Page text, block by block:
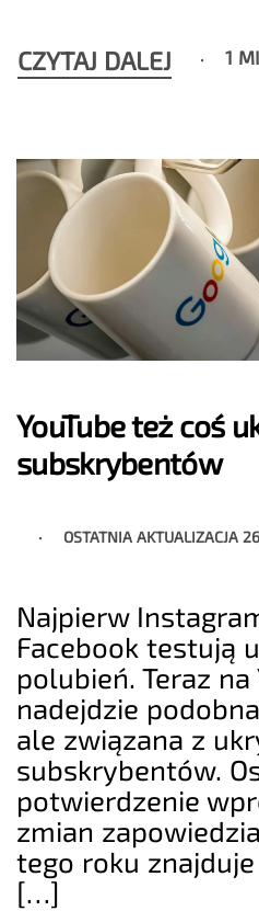
CZYTAJ DALEJ 1
YouTube też coś
subskrybentów
OSTATNIA AKTUALIZACJA
Najpierw
Facebook testują
polubień. Teraz na
nadejdzie
ale związana z
subskrybentów.
potwierdzenie
zmian
tego roku
[…]